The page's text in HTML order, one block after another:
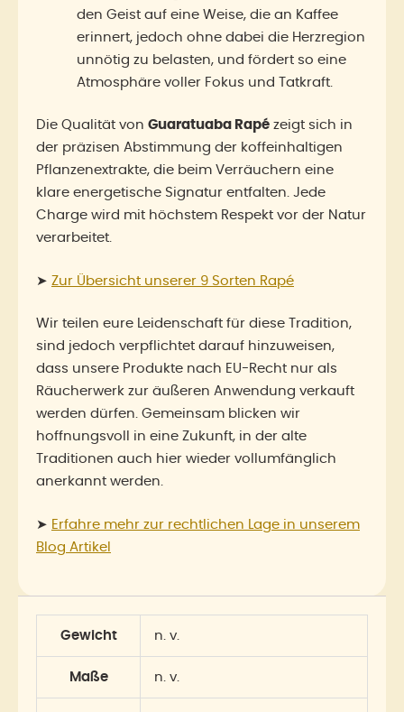
den Geist auf eine Weise, die an Kaffee
erinnert, jedoch ohne dabei die Herzregion
unnötig zu belasten, und fördert so eine
Atmosphäre voller Fokus und Tatkraft.
Die Qualität von Guaratuaba Rapé zeigt sich in
der präzisen Abstimmung der koffeinhaltigen
Pflanzenextrakte, die beim Verräuchern eine
klare energetische Signatur entfalten. Jede
Charge wird mit höchstem Respekt vor der Natur
verarbeitet.
➤ Zur Übersicht unserer 9 Sorten Rapé
Wir teilen eure Leidenschaft für diese Tradition,
sind jedoch verpflichtet darauf hinzuweisen,
dass unsere Produkte nach EU-Recht nur als
Räucherwerk zur äußeren Anwendung verkauft
werden dürfen. Gemeinsam blicken wir
hoffnungsvoll in eine Zukunft, in der alte
Traditionen auch hier wieder vollumfänglich
anerkannt werden.
➤ Erfahre mehr zur rechtlichen Lage in unserem
Blog Artikel
Gewicht n. v.
Maße n. v.